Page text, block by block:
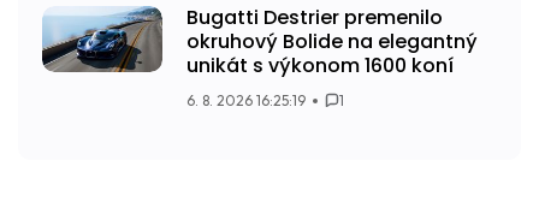
Bugatti Destrier premenilo
okruhový Bolide na elegantný
unikát s výkonom 1600 koní
6. 8. 2026 16:25:19 1